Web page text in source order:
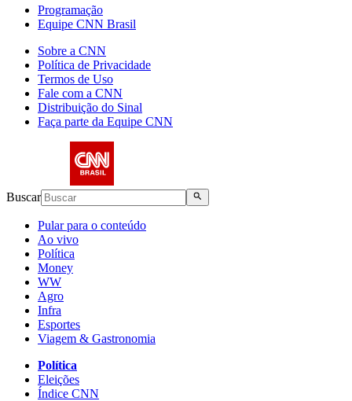
Programação
Equipe CNN Brasil
Sobre a CNN
Política de Privacidade
Termos de Uso
Fale com a CNN
Distribuição do Sinal
Faça parte da Equipe CNN
Buscar
Pular para o conteúdo
Ao vivo
Política
Money
WW
Agro
Infra
Esportes
Viagem & Gastronomia
Política
Eleições
Índice CNN